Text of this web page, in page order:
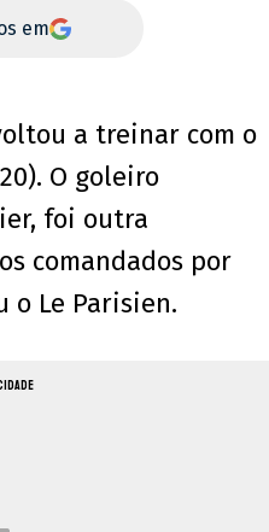
em
a treinar com o
O goleiro
foi outra
comandados por
o Le Parisien.